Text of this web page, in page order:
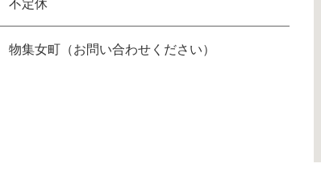
物集女町（お問い合わせください）